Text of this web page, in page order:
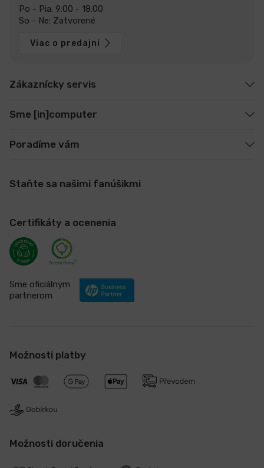
Po - Pia: 9:00 - 18:00
So - Ne: Zatvorené
Viac o predajni
Zákaznícky servis
Sme [in]computer
Poradíme vám
Staňte sa našimi fanúšikmi
Certifikáty a ocenenia
Sme oficiálnym
partnerom
Možnosti platby
Možnosti doručenia